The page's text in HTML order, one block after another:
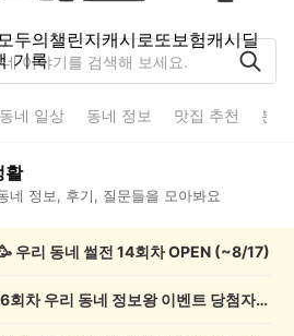
두의챌린지캐시로또보험캐시딜
기록
동네 일상 동네 정보 맛집 추천 분
활
네 정보, 후기, 질문들을 모아봐요
우리 동네 썰전 14회차 OPEN (~8/17)
💰[당첨자 발표] 26회차 우리 동네 정보왕 이벤트 당첨자를 발표합니다!